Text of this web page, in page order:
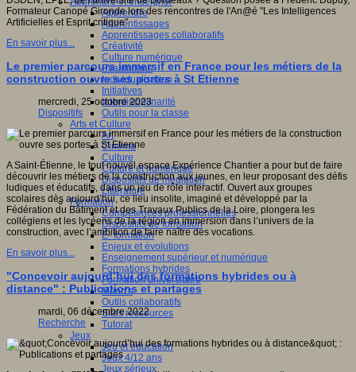
Apprendre
Apprentissages
Apprentissages collaboratifs
Créativité
Culture numérique
Evaluations
Individualisation
Initiatives
Interdisciplinarité
Outils pour la classe
Arts et Culture
Art
Cinéma
Culture
Culture et numérique
Dispositifs de médiation
Littérature
Formation
Compétences professionnelles
Dispositifs de formation
E- formation
Enjeux et évolutions
Enseignement supérieur et numérique
Formations hybrides
Formation universitaire
Mooc’s
Outils collaboratifs
Sites ressources
Tutorat
Jeux
Jeu et éducation
Jeux 4/12 ans
Jeux sérieux
Formateur Canopé Gironde lors des rencontres de l'An@é "Les Intelligences
Artificielles et Esprit critique"
En savoir plus...
Le premier parcours immersif en France pour les métiers de la
construction ouvre ses portes à St Etienne
mercredi, 25 octobre 2023
Dispositifs
A Saint-Étienne, le tout nouvel espace Expérience Chantier a pour but de faire
découvrir les métiers de la construction aux jeunes, en leur proposant des défis
ludiques et éducatifs, dans un jeu de rôle interactif. Ouvert aux groupes
scolaires dès aujourd’hui, ce lieu insolite, imaginé et développé par la
Fédération du Bâtiment et des Travaux Publics de la Loire, plongera les
collégiens et les lycéens de la région en immersion dans l’univers de la
construction, avec l’ambition de faire naître des vocations.
En savoir plus...
"Concevoir aujourd’hui des formations hybrides ou à
distance" : Publications et partages
mardi, 06 décembre 2022
Recherche